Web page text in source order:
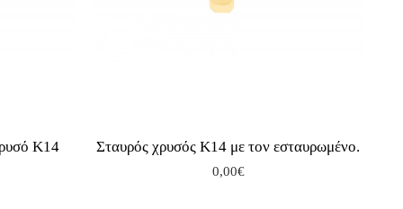
Κ14 Σταυρός χρυσός Κ14 με τον εσταυρωμένο.
0,00€